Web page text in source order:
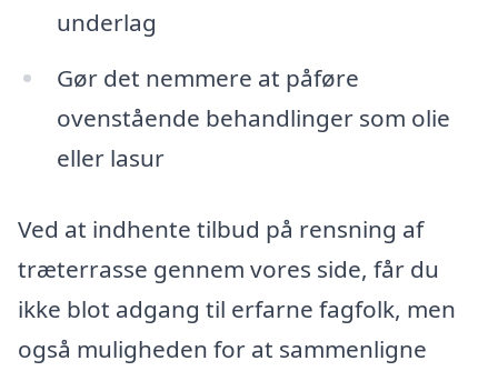
underlag
Gør det nemmere at påføre
ovenstående behandlinger som olie
eller lasur
Ved at indhente tilbud på rensning af
træterrasse gennem vores side, får du
ikke blot adgang til erfarne fagfolk, men
også muligheden for at sammenligne